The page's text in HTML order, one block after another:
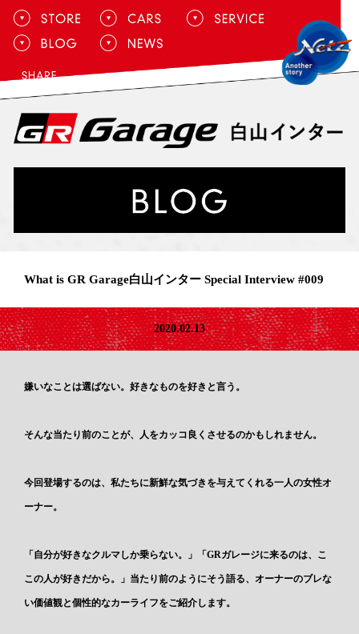
What is GR Garage白山インター Special Interview #009
2020.02.13
嫌いなことは選ばない。好きなものを好きと言う。
そんな当たり前のことが、人をカッコ良くさせるのかもしれません。
今回登場するのは、私たちに新鮮な気づきを与えてくれる一人の女性オ
ーナー。
「自分が好きなクルマしか乗らない。」「GRガレージに来るのは、こ
この人が好きだから。」当たり前のようにそう語る、オーナーのブレな
い価値観と個性的なカーライフをご紹介します。